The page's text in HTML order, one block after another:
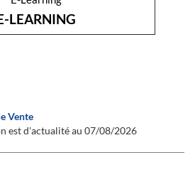
LEARNING
Vente
est d'actualité au 07/08/2026